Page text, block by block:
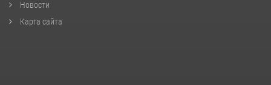
Новости
Карта сайта